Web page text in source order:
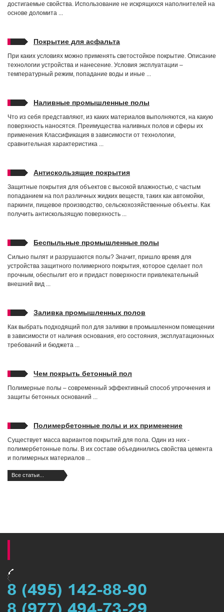
достигаемые свойства. Использование не искрящихся наполнителей на
основе доломита ...
Покрытие для асфальта
При каких условиях можно применять светостойкое покрытие. Описание
технологии устройства и нанесение. Условия эксплуатации –
температурный режим, попадание воды и иные ...
Наливные промышленные полы
Что из себя представляют, из каких материалов выполняются, на какую
поверхность наносятся. Преимущества наливных полов и сферы их
применения Классификация в зависимости от технологии,
сравнительная характеристика ...
Антискользящие покрытия
Защитные покрытия для объектов с высокой влажностью, с частым
попаданием на пол различных жидких веществ, таких как автомойки,
паркинги, пищевое производство, сельскохозяйственные объекты. Как
получить антискользящую поверхность ...
Беспыльные промышленные полы
Сильно пылят и разрушаются полы? Значит, пришло время для
устройства защитного полимерного покрытия, которое сделает пол
прочным, обеспылит его и придаст поверхности привлекательный
внешний вид ...
Заливка промышленных полов
Как выбрать подходящий пол для заливки в промышленном помещении
в зависимости от наличия основания, его состояния, эксплуатационных
требований и бюджета ...
Чем покрыть бетонный пол
Полимерные полы – современный эффективный способ упрочнения и
защиты бетонных оснований ...
Полимербетонные полы и их применение
Существует масса вариантов покрытий для пола. Один из них -
полимербетонные полы. В их составе объединились свойства цемента
и полимерных материалов ...
Все статьи...